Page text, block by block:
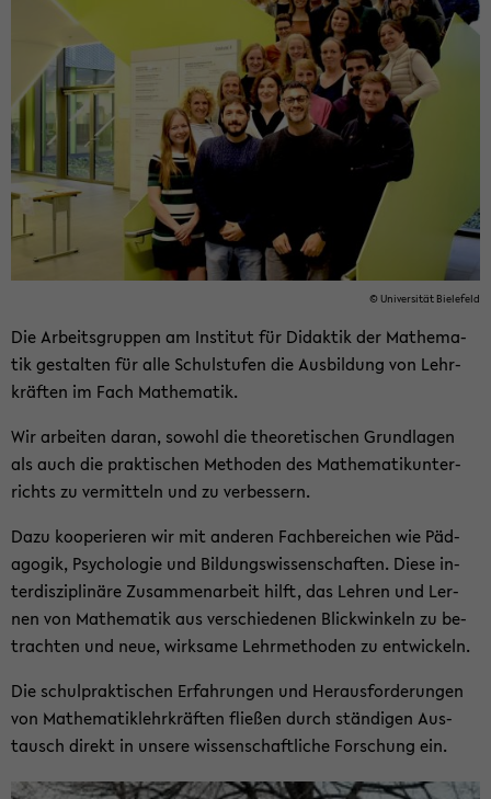
© Uni­ver­si­tät Bie­le­feld
Die Ar­beits­grup­pen am In­sti­tut für Di­dak­tik der Ma­the­ma­
tik ge­stal­ten für alle Schul­stu­fen die Aus­bil­dung von Lehr­
kräf­ten im Fach Ma­the­ma­tik.
Wir ar­bei­ten daran, so­wohl die theo­re­ti­schen Grund­la­gen
als auch die prak­ti­schen Me­tho­den des Ma­the­ma­tik­un­ter­
richts zu ver­mit­teln und zu ver­bes­sern.
Dazu ko­ope­rie­ren wir mit an­de­ren Fach­be­rei­chen wie Päd­
ago­gik, Psy­cho­lo­gie und Bil­dungs­wis­sen­schaf­ten. Diese in­
ter­dis­zi­pli­nä­re Zu­sam­men­ar­beit hilft, das Leh­ren und Ler­
nen von Ma­the­ma­tik aus ver­schie­de­nen Blick­win­keln zu be­
trach­ten und neue, wirk­sa­me Lehr­me­tho­den zu ent­wi­ckeln.
Die schul­prak­ti­schen Er­fah­run­gen und Her­aus­for­de­run­gen
von Ma­the­ma­tik­lehr­kräf­ten flie­ßen durch stän­di­gen Aus­
tausch di­rekt in un­se­re wis­sen­schaft­li­che For­schung ein.